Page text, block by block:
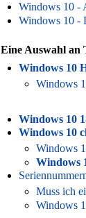
Windows 10 -
Windows 10 -
Eine Auswahl an
Windows 10
Windows
Windows 10
Windows 10
Windows
Windows
Muss ich
Windows